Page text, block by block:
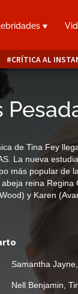
CRÍTICA AL
de Tina Fey
La nueva
más popular de
reina
y Karen
Samantha Jayne
Nell Benjamin